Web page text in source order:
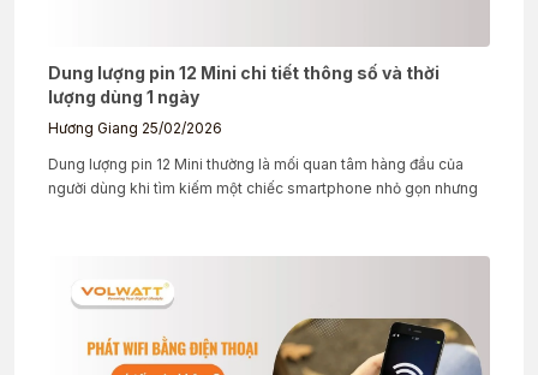
Dung lượng pin 12 Mini chi tiết thông số và thời
lượng dùng 1 ngày
Hương Giang 25/02/2026
Dung lượng pin 12 Mini thường là mối quan tâm hàng đầu của
người dùng khi tìm kiếm một chiếc smartphone nhỏ gọn nhưng